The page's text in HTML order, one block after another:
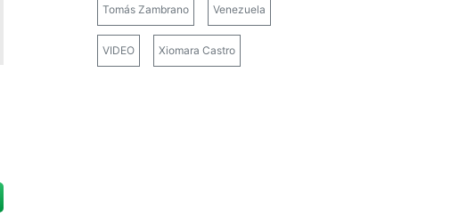
Tomás Zambrano Venezuela
VIDEO Xiomara Castro